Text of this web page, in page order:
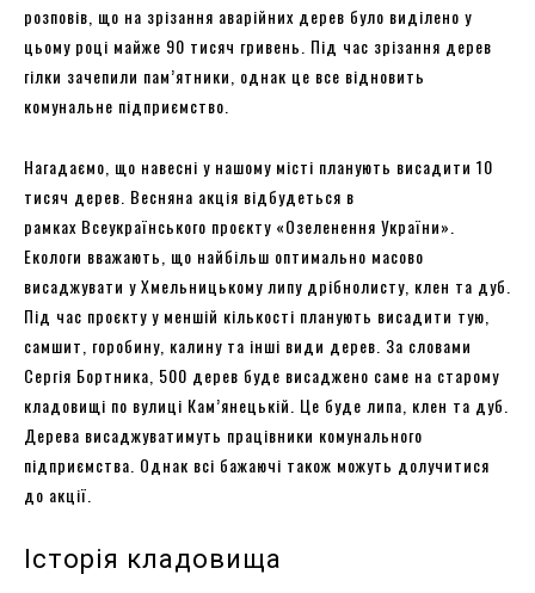
розповів, що на зрізання аварійних дерев було виділено у
цьому році майже 90 тисяч гривень. Під час зрізання дерев
гілки зачепили пам’ятники, однак це все відновить
комунальне підприємство.
Нагадаємо, що навесні у нашому місті планують висадити 10
тисяч дерев. Весняна акція відбудеться в
рамках Всеукраїнського проєкту «Озеленення України».
Екологи вважають, що найбільш оптимально масово
висаджувати у Хмельницькому липу дрібнолисту, клен та дуб.
Під час проєкту у меншій кількості планують висадити тую,
самшит, горобину, калину та інші види дерев. За словами
Сергія Бортника, 500 дерев буде висаджено саме на старому
кладовищі по вулиці Кам’янецькій. Це буде липа, клен та дуб.
Дерева висаджуватимуть працівники комунального
підприємства. Однак всі бажаючі також можуть долучитися
до акції.
Історія кладовища